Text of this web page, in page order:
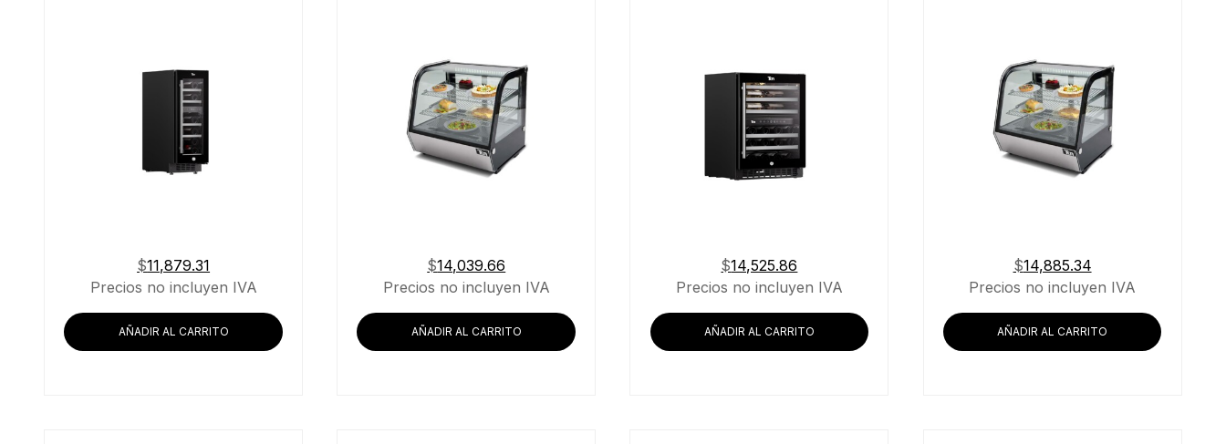
$11,879.31
Precios no incluyen IVA
AÑADIR AL CARRITO
$14,039.66
Precios no incluyen IVA
AÑADIR AL CARRITO
$14,525.86
Precios no incluyen IVA
AÑADIR AL CARRITO
$14,885.34
Precios no incluyen IVA
AÑADIR AL CARRITO